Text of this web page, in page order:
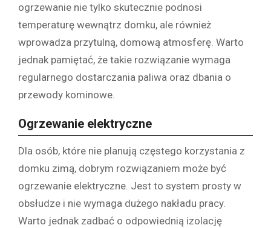
ogrzewanie nie tylko skutecznie podnosi
temperaturę wewnątrz domku, ale również
wprowadza przytulną, domową atmosferę. Warto
jednak pamiętać, że takie rozwiązanie wymaga
regularnego dostarczania paliwa oraz dbania o
przewody kominowe.
Ogrzewanie elektryczne
Dla osób, które nie planują częstego korzystania z
domku zimą, dobrym rozwiązaniem może być
ogrzewanie elektryczne. Jest to system prosty w
obsłudze i nie wymaga dużego nakładu pracy.
Warto jednak zadbać o odpowiednią izolację